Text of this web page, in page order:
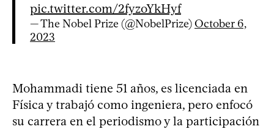
pic.twitter.com/2fyzoYkHyf
— The Nobel Prize (@NobelPrize)October 6,
2023
Mohammadi tiene 51 años, es licenciada en
Física y trabajó como ingeniera, pero enfocó
su carrera en el periodismo y la participación